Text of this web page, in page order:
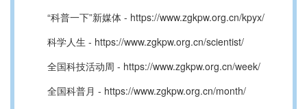
“科普一下”新媒体 - https://www.zgkpw.org.cn/kpyx/
科学人生 - https://www.zgkpw.org.cn/scientist/
全国科技活动周 - https://www.zgkpw.org.cn/week/
全国科普月 - https://www.zgkpw.org.cn/month/